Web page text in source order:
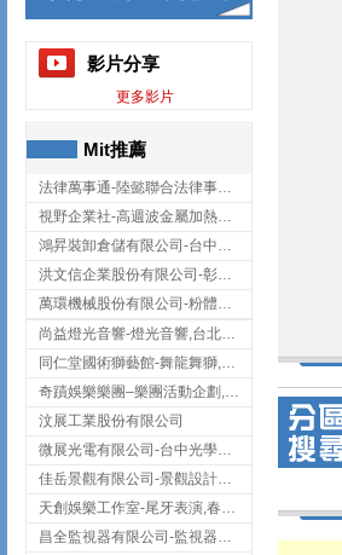
影片分享
更多影片
Mit推薦
法律萬事通-陸懿聯合法律事務所
視野企業社-高週波金屬加熱設備,彰化高週波金屬加熱設備
鴻昇裝卸倉儲有限公司-台中貨櫃裝卸
洪文信企業股份有限公司-彰化鋅合金鑄造,彰化五金加工,彰化五金配件
萬環機械股份有限公司-粉體塗裝設備,輸送機,輸送機設備,台南輸送機
尚益燈光音響-燈光音響,台北燈光音響,台北燈光音響出租
同仁堂國術獅藝館-舞龍舞獅,台中舞龍舞獅
奇蹟娛樂樂團–樂團活動企劃,台中樂團表演,台中婚禮樂團
汶展工業股份有限公司
微展光電有限公司-台中光學鍍膜,optical filter taiwan,台灣光學鍍膜
佳岳景觀有限公司-景觀設計公司,台北景觀設計,台北景觀工程,中山區景觀設計
天創娛樂工作室-尾牙表演,春酒表演,板橋尾牙表演
昌全監視器有限公司-監視器安裝,高雄監視器安裝,鳳山區監視器安裝